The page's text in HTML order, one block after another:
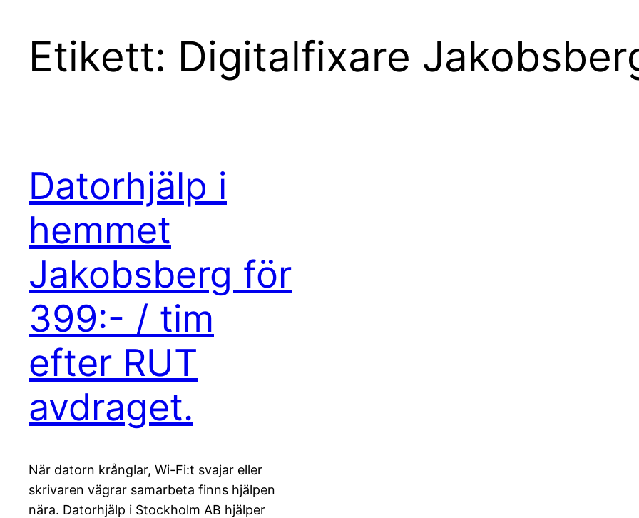
Etikett: Digitalfixare
Datorhjälp i
hemmet
Jakobsberg för
399:- / tim
efter RUT
avdraget.
När datorn krånglar, Wi-Fi:t svajar eller
skrivaren vägrar samarbeta finns hjälpen
nära. Datorhjälp i Stockholm AB hjälper